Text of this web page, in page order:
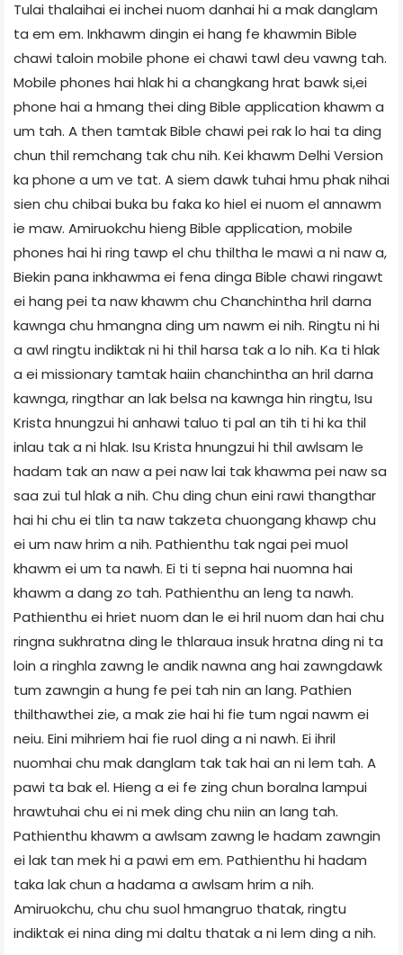
Tulai thalaihai ei inchei nuom danhai hi a mak danglam
ta em em. Inkhawm dingin ei hang fe khawmin Bible
chawi taloin mobile phone ei chawi tawl deu vawng tah.
Mobile phones hai hlak hi a changkang hrat bawk si,ei
phone hai a hmang thei ding Bible application khawm a
um tah. A then tamtak Bible chawi pei rak lo hai ta ding
chun thil remchang tak chu nih. Kei khawm Delhi Version
ka phone a um ve tat. A siem dawk tuhai hmu phak nihai
sien chu chibai buka bu faka ko hiel ei nuom el annawm
ie maw. Amiruokchu hieng Bible application, mobile
phones hai hi ring tawp el chu thiltha le mawi a ni naw a,
Biekin pana inkhawma ei fena dinga Bible chawi ringawt
ei hang pei ta naw khawm chu Chanchintha hril darna
kawnga chu hmangna ding um nawm ei nih. Ringtu ni hi
a awl ringtu indiktak ni hi thil harsa tak a lo nih. Ka ti hlak
a ei missionary tamtak haiin chanchintha an hril darna
kawnga, ringthar an lak belsa na kawnga hin ringtu, Isu
Krista hnungzui hi anhawi taluo ti pal an tih ti hi ka thil
inlau tak a ni hlak. Isu Krista hnungzui hi thil awlsam le
hadam tak an naw a pei naw lai tak khawma pei naw sa
saa zui tul hlak a nih. Chu ding chun eini rawi thangthar
hai hi chu ei tlin ta naw takzeta chuongang khawp chu
ei um naw hrim a nih. Pathienthu tak ngai pei muol
khawm ei um ta nawh. Ei ti ti sepna hai nuomna hai
khawm a dang zo tah. Pathienthu an leng ta nawh.
Pathienthu ei hriet nuom dan le ei hril nuom dan hai chu
ringna sukhratna ding le thlaraua insuk hratna ding ni ta
loin a ringhla zawng le andik nawna ang hai zawngdawk
tum zawngin a hung fe pei tah nin an lang. Pathien
thilthawthei zie, a mak zie hai hi fie tum ngai nawm ei
neiu. Eini mihriem hai fie ruol ding a ni nawh. Ei ihril
nuomhai chu mak danglam tak tak hai an ni lem tah. A
pawi ta bak el. Hieng a ei fe zing chun boralna lampui
hrawtuhai chu ei ni mek ding chu niin an lang tah.
Pathienthu khawm a awlsam zawng le hadam zawngin
ei lak tan mek hi a pawi em em. Pathienthu hi hadam
taka lak chun a hadama a awlsam hrim a nih.
Amiruokchu, chu chu suol hmangruo thatak, ringtu
indiktak ei nina ding mi daltu thatak a ni lem ding a nih.